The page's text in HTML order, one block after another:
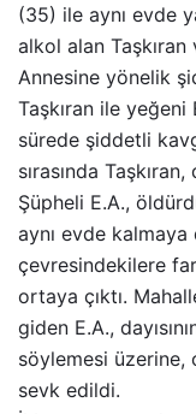
(35) ile aynı evde
alkol alan Taşkıran
Annesine yönelik
Taşkıran ile yeğeni
sürede şiddetli
sırasında
Şüpheli E.A.,
aynı evde kalmaya
çevresindekilere
ortaya çıktı.
giden E.A.,
söylemesi üzerine,
sevk edildi.